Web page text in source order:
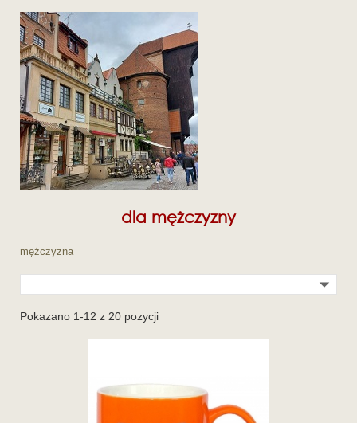
dla mężczyzny
mężczyzna

Pokazano 1-12 z 20 pozycji